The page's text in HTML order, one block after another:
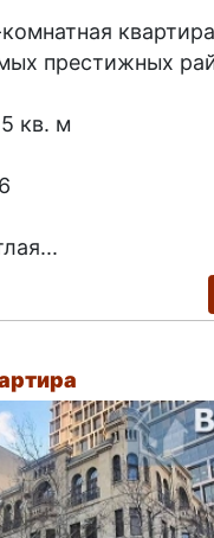
квартира
престижных
кв. м